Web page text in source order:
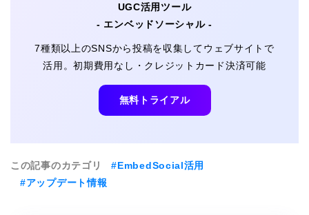
UGC活用ツール
- エンベッドソーシャル -
7種類以上のSNSから投稿を収集してウェブサイトで
活用。初期費用なし・クレジットカード決済可能
無料トライアル
この記事のカテゴリ
#EmbedSocial活用
#アップデート情報